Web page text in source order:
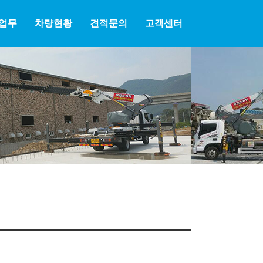
무 차량현황 견적문의 고객센터